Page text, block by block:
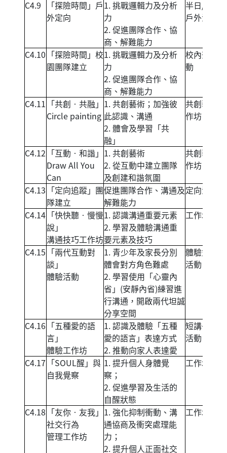
C4.9
「探險時間」戶
外定向
1. 挑戰邏輯力及分析
力
2. 促進團隊合作、協
商、解難能力
半日/全天
戶外活動
C4.10 「探險時間」校
園團隊建立
1. 挑戰邏輯力及分析
力
2. 促進團隊合作、協
商、解難能力
校內查案活
動
C4.11 「共創‧共融」
Circle painting
1. 共創藝術；加強彼
此認識、溝通
2. 體會及學習「共
融」
共創藝術工
作坊
C4.12 「互動‧和諧」
Draw All You
Can
1. 共創藝術
2. 從互動中建立團隊
及創建和諧氛圍
共創藝術工
作坊
C4.13 「定向追蹤」團
隊建立
促進團隊合作、溝通及
解難能力
定向活動
C4.14 「快快聽‧慢慢
說」
溝通技巧工作坊
1. 認識溝通重要元素
2. 學習及體驗溝通重
要元素及技巧
工作坊
C4.15 「兩代互動對
談」
體驗活動
1. 青少年及家長分別
體會對方角色難處
2. 學習使用「心靈內
省」(安靜內省)練習進
行溝通，開啟兩代坦誠
分享空間
體驗式親子
活動
C4.16 「五種愛的語
言」
體驗工作坊
1. 認識及體驗「五種
愛的語言」表達方式
2. 推動向家人表達愛
短講+體驗
活動
C4.17 「SOUL醒」與
自我覺察
1. 提升個人身體覺
察；
2. 促進學習及生活的
自醒狀態
工作坊
C4.18 「友你‧友我」
社交行為
管理工作坊
1. 強化抑制衝動、溝
通協商及衝突處理能
力；
2. 提升個人正面社交
工作坊